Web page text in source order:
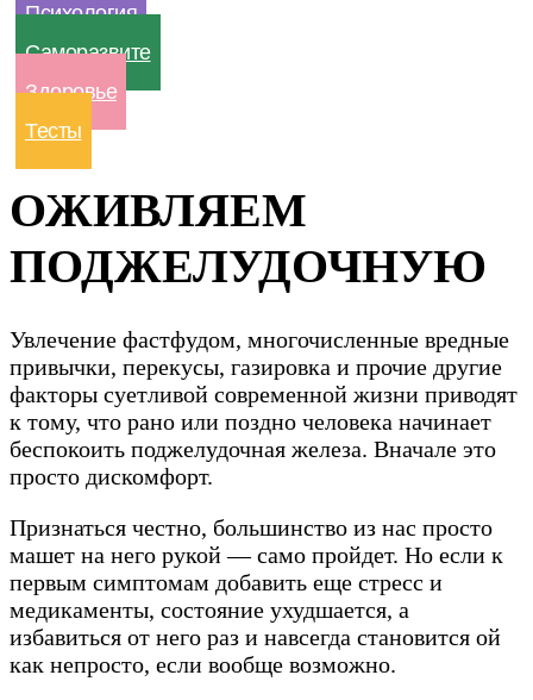
Психология
Саморазвите
Здоровье
Тесты
ОЖИВЛЯЕМ
ПОДЖЕЛУДОЧНУЮ
​Увлечение фастфудом, многочисленные вредные
привычки, перекусы, газировка и прочие другие
факторы суетливой современной жизни приводят
к тому, что рано или поздно человека начинает
беспокоить поджелудочная железа. Вначале это
просто дискомфорт.
Признаться честно, большинство из нас просто
машет на него рукой — само пройдет. Но если к
первым симптомам добавить еще стресс и
медикаменты, состояние ухудшается, а
избавиться от него раз и навсегда становится ой
как непросто, если вообще возможно.